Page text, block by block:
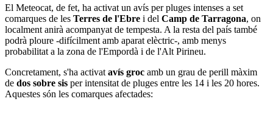
El Meteocat, de fet, ha activat un avís per pluges intenses a set
comarques de les Terres de l'Ebre i del Camp de Tarragona, on
localment anirà acompanyat de tempesta. A la resta del país també
podrà ploure -difícilment amb aparat elèctric-, amb menys
probabilitat a la zona de l'Empordà i de l'Alt Pirineu.
Concretament, s'ha activat avís groc amb un grau de perill màxim
de dos sobre sis per intensitat de pluges entre les 14 i les 20 hores.
Aquestes són les comarques afectades: